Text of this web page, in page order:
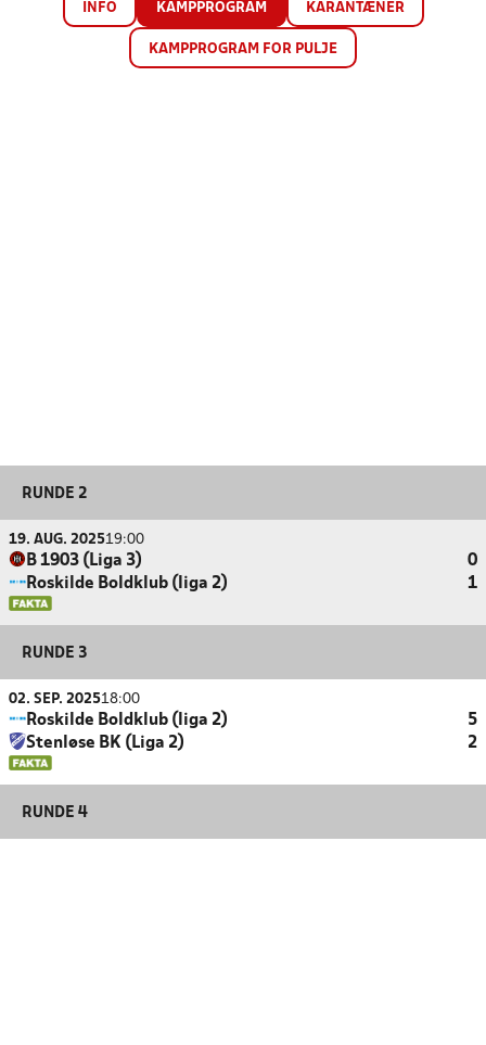
INFO KAMPPROGRAM KARANTÆNER
KAMPPROGRAM FOR PULJE
RUNDE 2
19. AUG. 202519:00
B 1903 (Liga 3)
0
Roskilde Boldklub (liga 2)
1
RUNDE 3
02. SEP. 202518:00
Roskilde Boldklub (liga 2)
5
Stenløse BK (Liga 2)
2
RUNDE 4